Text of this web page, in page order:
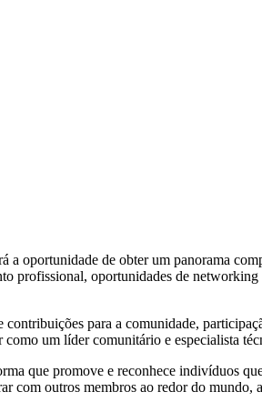
oportunidade de obter um panorama
oportunidades de networking
para a comunidade,
um líder comunitário e especialista
que promove e reconhece indivíduos
com outros membros ao redor do